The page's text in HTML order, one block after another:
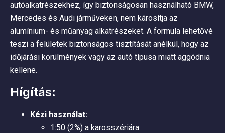
autóalkatrészekhez, így biztonságosan használható BMW,
Mercedes és Audi járműveken, nem károsítja az
alumínium- és műanyag alkatrészeket. A formula lehetővé
teszi a felületek biztonságos tisztítását anélkül, hogy az
időjárási körülmények vagy az autó típusa miatt aggódnia
kellene.
Hígítás:
Kézi használat:
1:50 (2%) a karosszériára